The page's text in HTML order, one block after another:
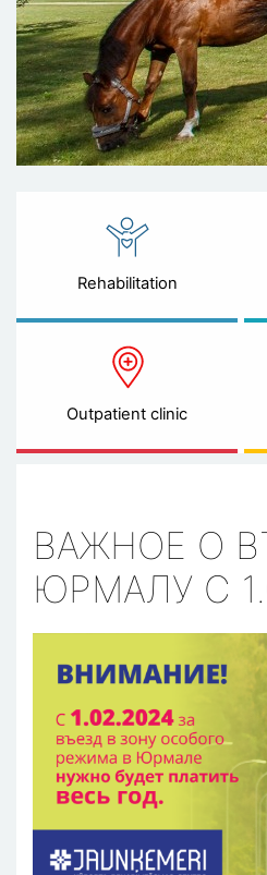
Rehabilitation
Outpatient clinic
ВАЖНОЕ О
ЮРМАЛУ С